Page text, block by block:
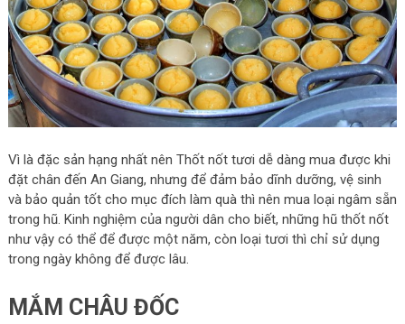
Vì là đặc sản hạng nhất nên Thốt nốt tươi dễ dàng mua được khi
đặt chân đến An Giang, nhưng để đảm bảo dĩnh dưỡng, vệ sinh
và bảo quản tốt cho mục đích làm quà thì nên mua loại ngâm sẵn
trong hũ. Kinh nghiệm của người dân cho biết, những hũ thốt nốt
như vậy có thể để được một năm, còn loại tươi thì chỉ sử dụng
trong ngày không để được lâu.
MẮM CHÂU ĐỐC